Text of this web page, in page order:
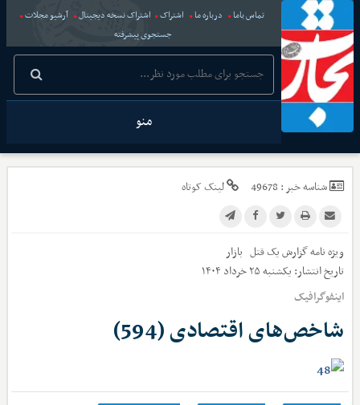
تماس باما درباره ما اشتراک اشتراک نسخه دیجیتال
آرشیو مجلات
جستجوی پیشرفته
منو
شناسه خبر : 49678 لینک کوتاه
ویژه نامه گزارش یک قتل بازار
تاریخ انتشار: یکشنبه ۲۵ خرداد ۱۴۰۴
اینفوگرافیک
شاخص‌های اقتصادی (594)